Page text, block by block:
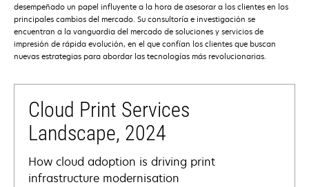
desempeñado un papel influyente a la hora de asesorar a los clientes en los
principales cambios del mercado. Su consultoría e investigación se
encuentran a la vanguardia del mercado de soluciones y servicios de
impresión de rápida evolución, en el que confían los clientes que buscan
nuevas estrategias para abordar las tecnologías más revolucionarias.
Cloud Print Services
Landscape, 2024
How cloud adoption is driving print
infrastructure modernisation